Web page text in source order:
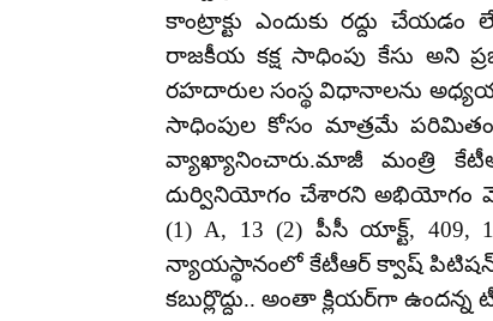
కాంట్రాక్టు ఎందుకు రద్దు
రాజకీయ కక్ష సాధింపు కేసు అని
రహదారుల సంస్థ విధానాలను
సాధింపుల కోసం మాత్రమే
వ్యాఖ్యానించారు.మాజీ మంత్రి
దుర్వినియోగం చేశారని అభియోగం
(1) A, 13 (2) పీసీ యాక్ట్‌, 409,
న్యాయస్థానంలో కేటీఆర్‌ క్వాష్‌
కబుర్లొద్దు.. అంతా క్లియర్‌గా